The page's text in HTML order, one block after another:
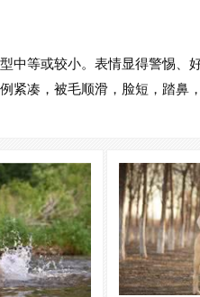
中等或较小。表情显得警惕、
紧凑，被毛顺滑，脸短，踏鼻